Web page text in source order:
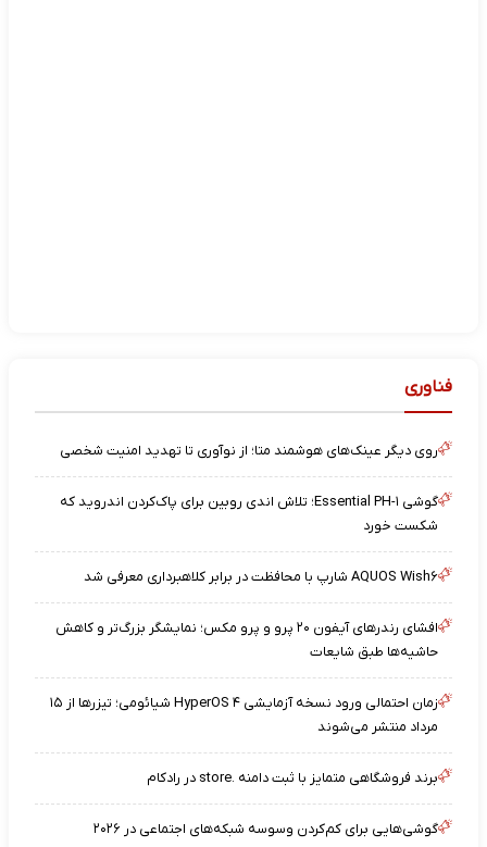
فناوری
روی دیگر عینک‌های هوشمند متا؛ از نوآوری تا تهدید امنیت شخصی
گوشی Essential PH-۱؛ تلاش اندی روبین برای پاک‌کردن اندروید که
شکست خورد
AQUOS Wish۶ شارپ با محافظت در برابر کلاهبرداری معرفی شد
افشای رندرهای آیفون ۲۰ پرو و پرو مکس؛ نمایشگر بزرگ‌تر و کاهش
حاشیه‌ها طبق شایعات
زمان احتمالی ورود نسخه آزمایشی HyperOS ۴ شیائومی؛ تیزرها از ۱۵
مرداد منتشر می‌شوند
برند فروشگاهی متمایز با ثبت دامنه .store در رادکام
گوشی‌هایی برای کم‌کردن وسوسه شبکه‌های اجتماعی در ۲۰۲۶